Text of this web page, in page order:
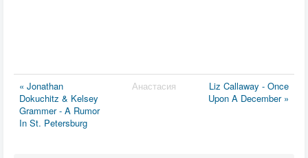
« Jonathan
Dokuchitz & Kelsey
Grammer - A Rumor
In St. Petersburg
Анастасия
Liz Callaway - Once
Upon A December »